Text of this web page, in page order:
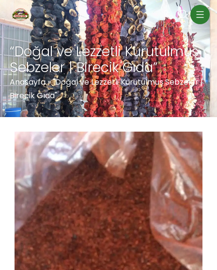
“Doğal ve Lezzetli Kurutulmuş
Sebzeler | Birecik Gıda”
Anasayfa»"Doğal ve Lezzetli Kurutulmuş Sebzeler |
Birecik Gıda"